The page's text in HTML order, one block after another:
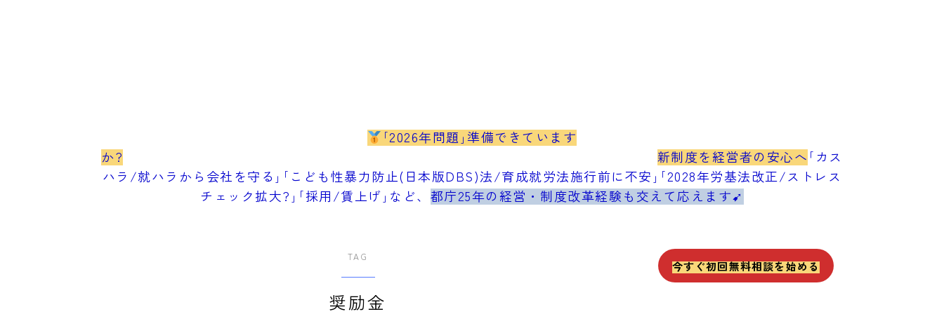
｢2026年問題｣準備できています
か?
新制度を経営者の安心へ ｢カス
ハラ/就ハラから会社を守る｣｢こども性暴力防止(日本版DBS)法/育成就労法施行前に不安｣｢2028年労基法改正/ストレス
チェック拡大?｣｢採用/賃上げ｣など、 都庁25年の経営・制度改革経験も交えて応えます➹
TAG
奨励金
今すぐ初回無料相談を始める